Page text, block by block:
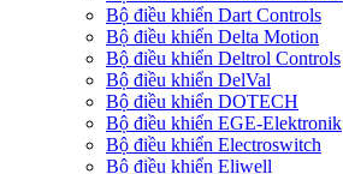
Bộ điều khiển Dart Controls
Bộ điều khiển Delta Motion
Bộ điều khiển Deltrol Controls
Bộ điều khiển DelVal
Bộ điều khiển DOTECH
Bộ điều khiển EGE-Elektronik
Bộ điều khiển Electroswitch
Bộ điều khiển Eliwell